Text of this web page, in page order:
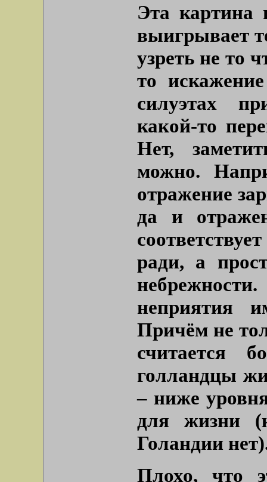
Эта картина
выигрывает
узреть не то
то
силуэтах
какой-то
Нет,
можно.
отражение
да и
ради, а
неприятия
Причём не
считается
голландцы
– ниже
для жизни
Голандии
Плохо, что